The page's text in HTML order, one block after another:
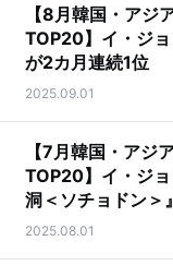
【8月韓国・アジ
TOP20】イ・ジ
が2カ月連続1位
2025.09.01
【7月韓国・アジ
TOP20】イ・ジ
洞＜ソチョドン＞
2025.08.01